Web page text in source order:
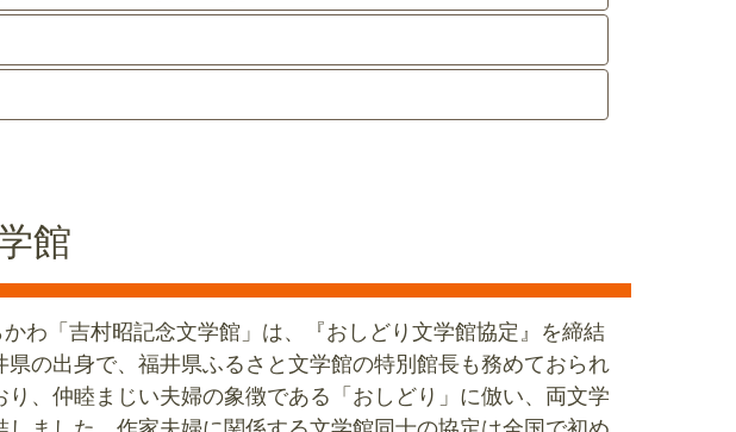
館
わ「吉村昭記念文学館」は、『おしどり文学館協定』を締結
の出身で、福井県ふるさと文学館の特別館長も務めておられ
、仲睦まじい夫婦の象徴である「おしどり」に倣い、両文学